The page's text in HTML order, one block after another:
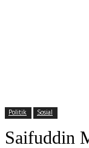
Politik Sosial
Saifuddin